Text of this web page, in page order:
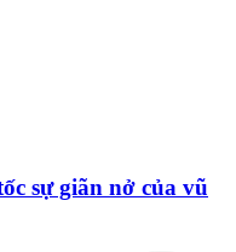
sự giãn nở của vũ